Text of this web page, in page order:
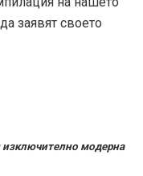
заявят своето
модерна